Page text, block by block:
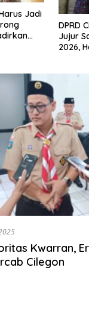
Jadi
DPRD
Jujur
2026,
Kwarran,
Cilegon